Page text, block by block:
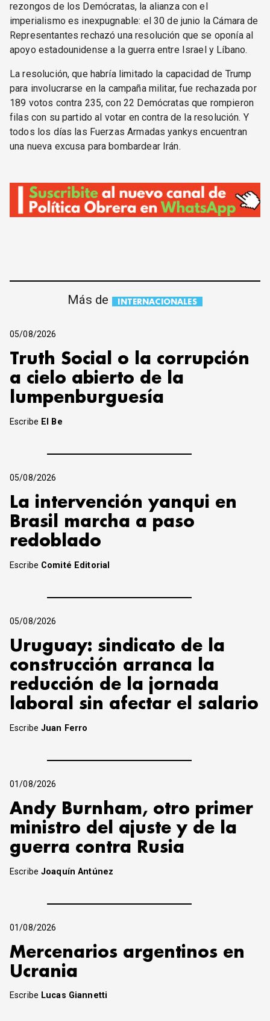
rezongos de los Demócratas, la alianza con el
imperialismo es inexpugnable: el 30 de junio la Cámara de
Representantes rechazó una resolución que se oponía al
apoyo estadounidense a la guerra entre Israel y Líbano.
La resolución, que habría limitado la capacidad de Trump
para involucrarse en la campaña militar, fue rechazada por
189 votos contra 235, con 22 Demócratas que rompieron
filas con su partido al votar en contra de la resolución. Y
todos los días las Fuerzas Armadas yankys encuentran
una nueva excusa para bombardear Irán.
Más de INTERNACIONALES
05/08/2026
Truth Social o la corrupción
a cielo abierto de la
lumpenburguesía
Escribe El Be
05/08/2026
La intervención yanqui en
Brasil marcha a paso
redoblado
Escribe Comité Editorial
05/08/2026
Uruguay: sindicato de la
construcción arranca la
reducción de la jornada
laboral sin afectar el salario
EscribeJuan Ferro
01/08/2026
Andy Burnham, otro primer
ministro del ajuste y de la
guerra contra Rusia
EscribeJoaquín Antúnez
01/08/2026
Mercenarios argentinos en
Ucrania
Escribe Lucas Giannetti